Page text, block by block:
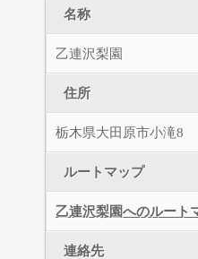
名称
乙連沢梨園
住所
栃木県大田原市小滝8
ルートマップ
乙連沢梨園へのルート
連絡先